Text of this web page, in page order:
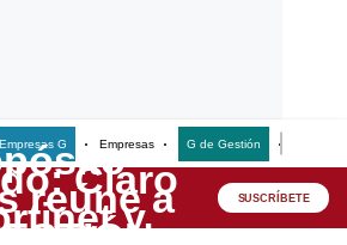
Empresas G Empresas G de Gestión
SUSCRÍBETE